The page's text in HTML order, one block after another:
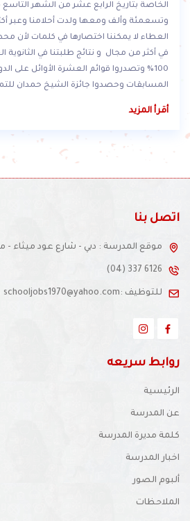
الخاصة بتاريخ الرابع عشر من الشهر
وتسعمئة وألف ومعها ولدت أحلامنا وعبر
العطاء لا يمكننا اختصارها في كلمات لأن
في أكثر من مجال و نتائج طلبتنا في
100% وتصدروا قوائم العشرة الأوائل على
المسابقات وحصدوا جائزة الشيخ حمدان
أقرأ المزيد
اتصل بنا
موقع المدرسة : دبي - شارع عود ميثاء -
(04) 337 6126
للتوظيف :schooljobs1970@yahoo.com
روابط سريعه
الرئيسية
عن المدرسة
كلمة مديرة المدرسة
اخبار المدرسة
ألبوم الصور
الملاحظات